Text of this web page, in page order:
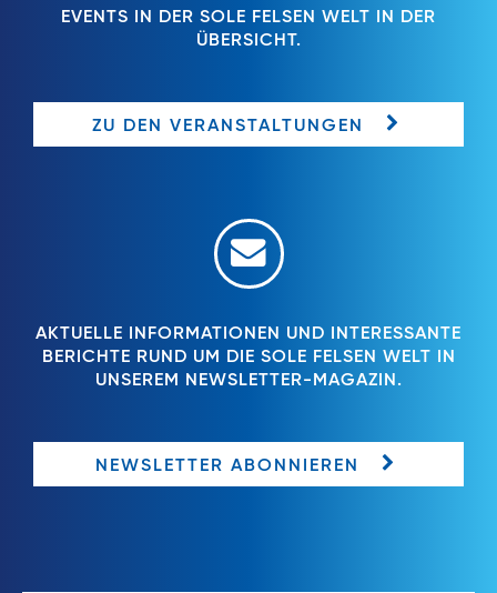
EVENTS IN DER SOLE FELSEN WELT IN DER
ÜBERSICHT.
ZU DEN VERANSTALTUNGEN
AKTUELLE INFORMATIONEN UND INTERESSANTE
BERICHTE RUND UM DIE SOLE FELSEN WELT IN
UNSEREM NEWSLETTER-MAGAZIN.
NEWSLETTER ABONNIEREN